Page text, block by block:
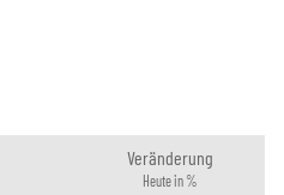
Veränderung
Heute in %